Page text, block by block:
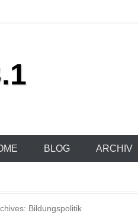
BLOG ARCHIV
Bildungspolitik